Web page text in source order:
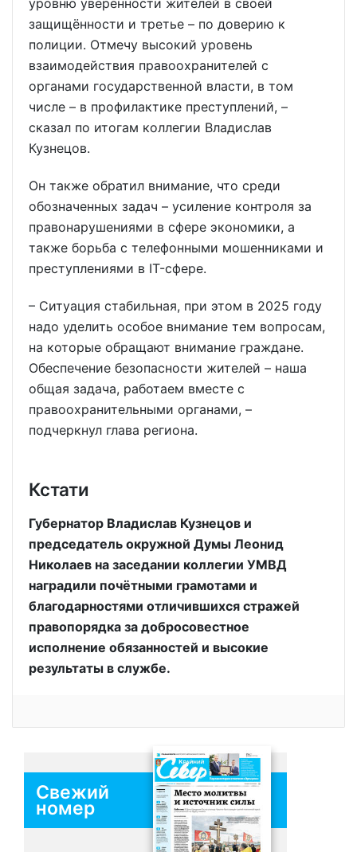
защищённости и третье – по доверию к
полиции. Отмечу высокий уровень
взаимодействия правоохранителей с
органами государственной власти, в том
числе – в профилактике преступлений, –
сказал по итогам коллегии Владислав
Кузнецов.
Он также обратил внимание, что среди
обозначенных задач – усиление контроля за
правонарушениями в сфере экономики, а
также борьба с телефонными мошенниками и
преступлениями в IT-сфере.
– Ситуация стабильная, при этом в 2025 году
надо уделить особое внимание тем вопросам,
на которые обращают внимание граждане.
Обеспечение безопасности жителей – наша
общая задача, работаем вместе с
правоохранительными органами, –
подчеркнул глава региона.
Кстати
Губернатор Владислав Кузнецов и
председатель окружной Думы Леонид
Николаев на заседании коллегии УМВД
наградили почётными грамотами и
благодарностями отличившихся стражей
правопорядка за добросовестное
исполнение обязанностей и высокие
результаты в службе.
Свежий
номер